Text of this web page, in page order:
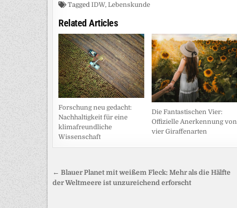
Tagged IDW, Lebenskunde
Related Articles
Forschung neu gedacht:
Nachhaltigkeit für eine
klimafreundliche
Wissenschaft
Die Fantastischen Vier:
Offizielle Anerkennung von
vier Giraffenarten
Beitragsnavigation
← Blauer Planet mit weißem Fleck: Mehr als die Hälfte
der Weltmeere ist unzureichend erforscht